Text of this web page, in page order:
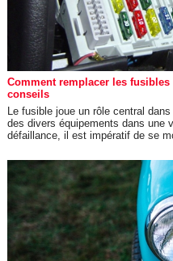
Comment remplacer les
conseils
Le fusible joue un rôle central
des divers équipements dans une
défaillance, il est impératif de se